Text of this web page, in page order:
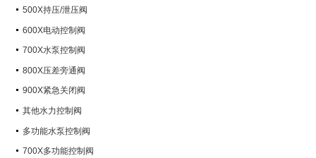
500X持压/泄压阀
600X电动控制阀
700X水泵控制阀
800X压差旁通阀
900X紧急关闭阀
其他水力控制阀
多功能水泵控制阀
700X多功能控制阀